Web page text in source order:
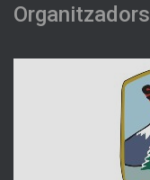
Organitzadors